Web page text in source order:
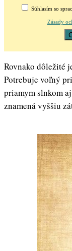
Súhlasím so
Zásady
Rovnako dôležité
Potrebuje voľný
priamym slnkom
znamená vyššiu